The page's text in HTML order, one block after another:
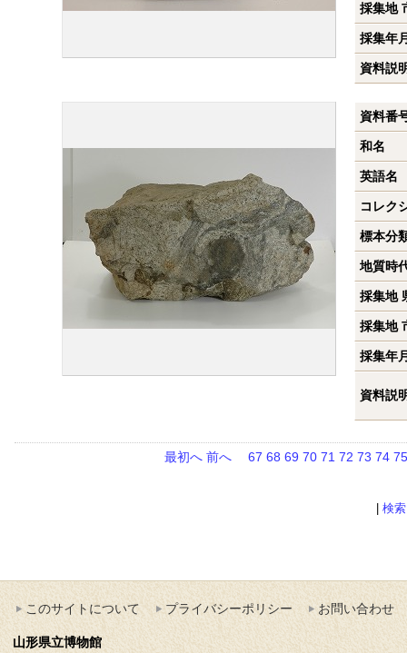
採集地
採集年
資料説
資料番
和名
英語名
コレク
標本分
地質時
採集地
採集地
採集年
資料説
最初へ 前へ 67 68 69 70 71 72 73 74 75
|検
このサイトについて プライバシーポリシー お問い合わせ
山形県立博物館